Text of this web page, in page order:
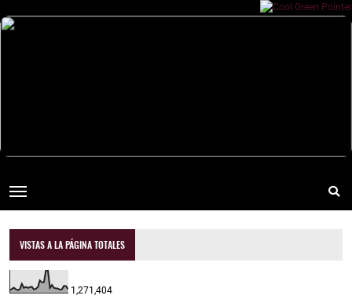
VISTAS A LA PÁGINA TOTALES
1,271,404